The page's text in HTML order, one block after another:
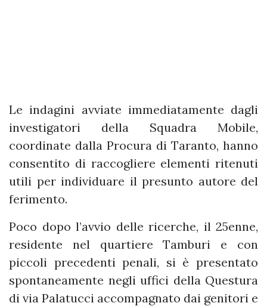
Le indagini avviate immediatamente dagli
investigatori della Squadra Mobile,
coordinate dalla Procura di Taranto, hanno
consentito di raccogliere elementi ritenuti
utili per individuare il presunto autore del
ferimento.
Poco dopo l’avvio delle ricerche, il 25enne,
residente nel quartiere Tamburi e con
piccoli precedenti penali, si è presentato
spontaneamente negli uffici della Questura
di via Palatucci accompagnato dai genitori e